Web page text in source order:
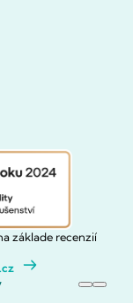
základe recenzií